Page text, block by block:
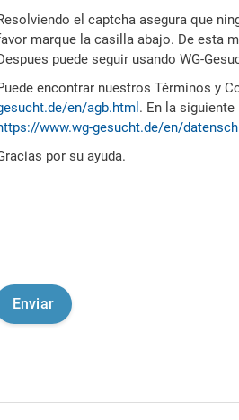
el captcha asegura que
marque la casilla abajo. De esta
puede seguir usando WG-
encontrar nuestros Términos y
en/agb.html . En la
www.wg-gesucht.de/en/
por su ayuda.